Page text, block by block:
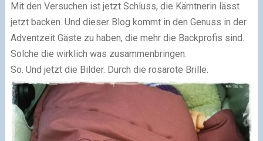
Mit den Versuchen ist jetzt Schluss, die Kärntnerin lässt
jetzt backen. Und dieser Blog kommt in den Genuss in der
Adventzeit Gäste zu haben, die mehr die Backprofis sind.
Solche die wirklich was zusammenbringen.
So. Und jetzt die Bilder. Durch die rosarote Brille.